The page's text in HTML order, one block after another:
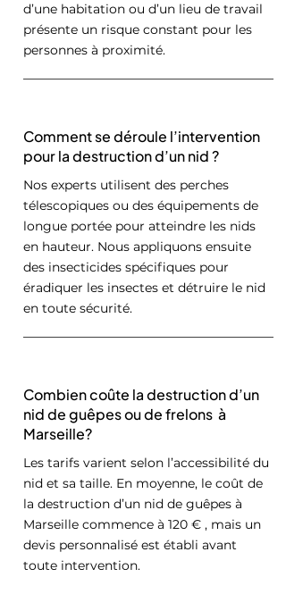
d’une habitation ou d’un lieu de travail
présente un risque constant pour les
personnes à proximité.
Comment se déroule l’intervention
pour la destruction d’un nid ?
Nos experts utilisent des perches
télescopiques ou des équipements de
longue portée pour atteindre les nids
en hauteur. Nous appliquons ensuite
des insecticides spécifiques pour
éradiquer les insectes et détruire le nid
en toute sécurité.
Combien coûte la destruction d’un
nid de guêpes ou de frelons à
Marseille?
Les tarifs varient selon l’accessibilité du
nid et sa taille. En moyenne, le coût de
la destruction d’un nid de guêpes à
Marseille commence à 120 € , mais un
devis personnalisé est établi avant
toute intervention.